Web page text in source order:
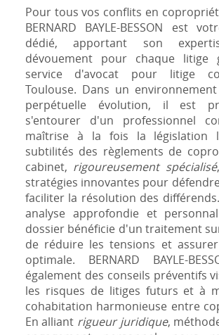
Pour tous vos conflits en
BERNARD BAYLE-BESSON est
dédié, apportant son
dévouement pour chaque litige
service d'avocat pour litige
Toulouse. Dans un
perpétuelle évolution, il est
s'entourer d'un professionnel
maîtrise à la fois la législation
subtilités des règlements de
cabinet, rigoureusement spécialisé
stratégies innovantes pour
faciliter la résolution des
analyse approfondie et
dossier bénéficie d'un traitement
de réduire les tensions et
optimale. BERNARD BAYLE-
également des conseils préventifs
les risques de litiges futurs et à
cohabitation harmonieuse entre
En alliant rigueur juridique,